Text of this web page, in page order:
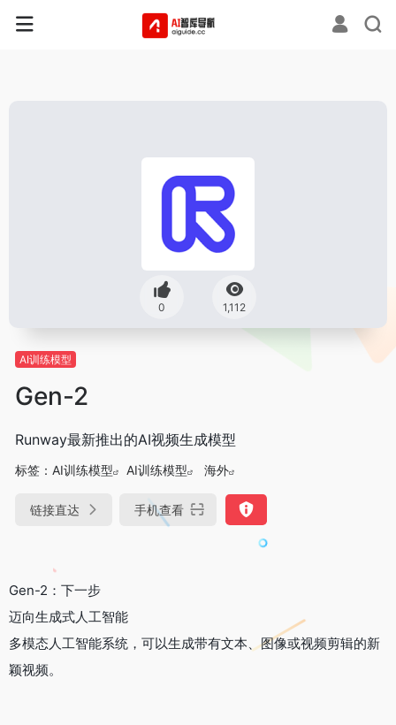
0 1,112
AI训练模型
Gen-2
Runway最新推出的AI视频生成模型
标签： AI训练模型 AI训练模型 海外
链接直达 手机查看
Gen-2：下一步
迈向生成式人工智能
多模态人工智能系统，可以生成带有文本、图像或视频剪辑的新
颖视频。